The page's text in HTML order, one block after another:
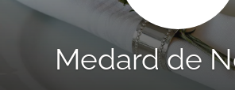
Medard de